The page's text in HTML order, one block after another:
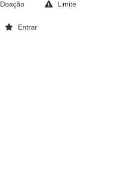
Doação Limite
Entrar